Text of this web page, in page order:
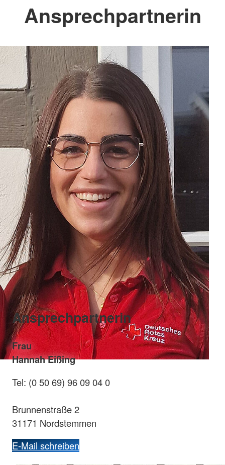
Ansprechpartnerin
Ansprechpartnerin
Frau
Hannah Eißing
Tel: (0 50 69) 96 09 04 0
Brunnenstraße 2
31171 Nordstemmen
E-Mail schreiben